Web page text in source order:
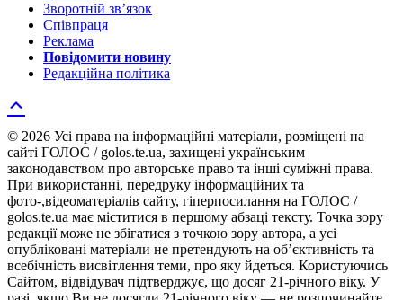
Зворотній зв’язок
Співпраця
Реклама
Повідомити новину
Редакційна політика
© 2026 Усі права на інформаційні матеріали, розміщені на
сайті ГОЛОС / golos.te.ua, захищені українським
законодавством про авторське право та інші суміжні права.
При використанні, передруку інформаційних та
фото-,відеоматеріалів сайту, гіперпосилання на ГОЛОС /
golos.te.ua має міститися в першому абзаці тексту. Точка зору
редакції може не збігатися з точкою зору автора, а усі
опубліковані матеріали не претендують на об’єктивність та
всебічність висвітлення теми, про яку йдеться. Користуючись
Сайтом, відвідувач підтверджує, що досяг 21-річного віку. У